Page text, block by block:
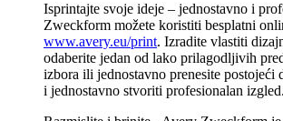
Isprintajte svoje ideje – jednostavno i
Zweckform možete koristiti besplatni
www.avery.eu/print. Izradite vlastiti
odaberite jedan od lako prilagodljivih
izbora ili jednostavno prenesite
i jednostavno stvoriti profesionalan izgled.